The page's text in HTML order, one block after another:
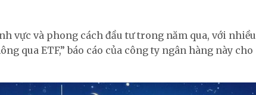
vực và phong cách đầu tư trong năm qua, với nhiều
qua ETF,” báo cáo của công ty ngân hàng này cho